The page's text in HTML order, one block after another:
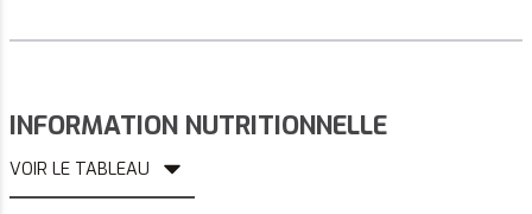
INFORMATION NUTRITIONNELLE
VOIR LE TABLEAU